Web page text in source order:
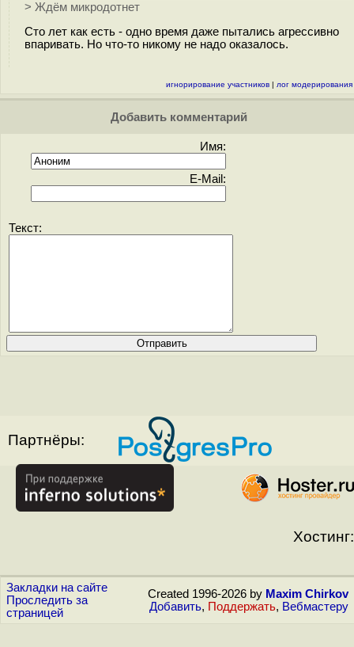
> Ждём микродотнет
Сто лет как есть - одно время даже пытались агрессивно
впаривать. Но что-то никому не надо оказалось.
игнорирование участников | лог модерирования
Добавить комментарий
Имя:
E-Mail:
Текст:
Партнёры:
Хостинг:
Закладки на сайте
Проследить за
страницей
Created 1996-2026 by Maxim Chirkov
Добавить, Поддержать, Вебмастеру